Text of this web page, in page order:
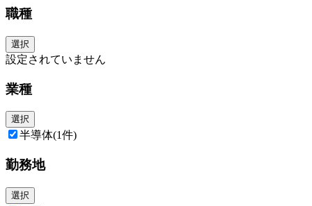
職種
選択
設定されていません
業種
選択
半導体(1件)
勤務地
選択